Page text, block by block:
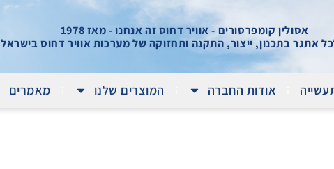
אסולין קומפרסורים - אוויר דחוס זה אנחנו - מאז 1978
אתגר בתכנון, ייצור, התקנה ותחזוקה של מערכות אוויר דחוס בישראל
אודות החברה המוצרים שלנו מאמרים